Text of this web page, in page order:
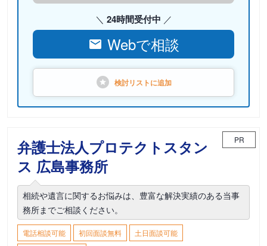
24時間受付中
Webで相談
検討リストに追加
弁護士法人プロテクトスタン
ス 広島事務所
PR
相続や遺言に関するお悩みは、豊富な解決実績のある当事
務所までご相談ください。
電話相談可能 初回面談無料
土日面談可能